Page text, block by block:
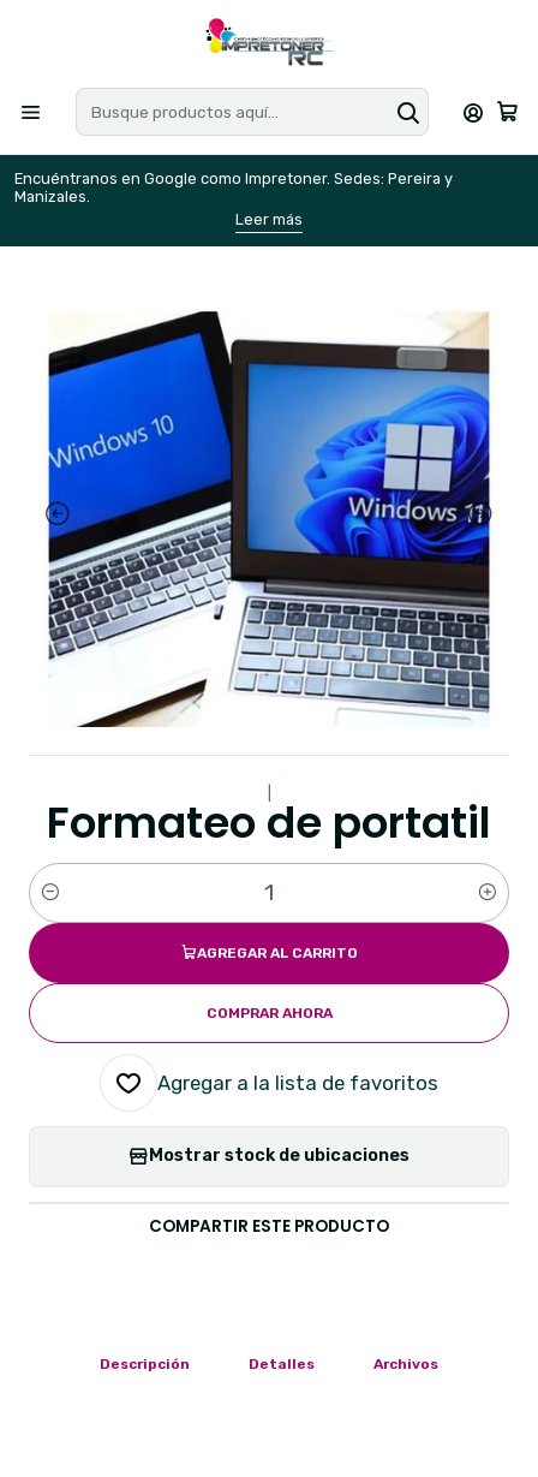
Encuéntranos en Google como Impretoner. Sedes: Pereira y
Manizales.
Leer más
Formateo de portatil
Cantidad
AGREGAR AL CARRITO
COMPRAR AHORA
Agregar a la lista de favoritos
Mostrar stock de ubicaciones
COMPARTIR ESTE PRODUCTO
Descripción Detalles Archivos